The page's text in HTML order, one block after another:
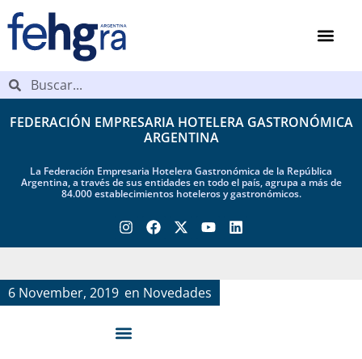
FEDERACIÓN EMPRESARIA HOTELERA GASTRONÓMICA
ARGENTINA
La Federación Empresaria Hotelera Gastronómica de la República
Argentina, a través de sus entidades en todo el país, agrupa a más de
84.000 establecimientos hoteleros y gastronómicos.
6 November, 2019 en Novedades